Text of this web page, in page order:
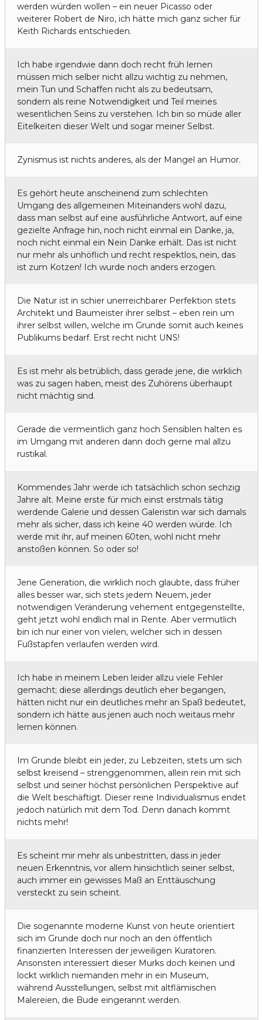
werden würden wollen – ein neuer Picasso oder
weiterer Robert de Niro, ich hätte mich ganz sicher für
Keith Richards entschieden.
Ich habe irgendwie dann doch recht früh lernen
müssen mich selber nicht allzu wichtig zu nehmen,
mein Tun und Schaffen nicht als zu bedeutsam,
sondern als reine Notwendigkeit und Teil meines
wesentlichen Seins zu verstehen. Ich bin so müde aller
Eitelkeiten dieser Welt und sogar meiner Selbst.
Zynismus ist nichts anderes, als der Mangel an Humor.
Es gehört heute anscheinend zum schlechten
Umgang des allgemeinen Miteinanders wohl dazu,
dass man selbst auf eine ausführliche Antwort, auf eine
gezielte Anfrage hin, noch nicht einmal ein Danke, ja,
noch nicht einmal ein Nein Danke erhält. Das ist nicht
nur mehr als unhöflich und recht respektlos, nein, das
ist zum Kotzen! Ich wurde noch anders erzogen.
Die Natur ist in schier unerreichbarer Perfektion stets
Architekt und Baumeister ihrer selbst – eben rein um
ihrer selbst willen, welche im Grunde somit auch keines
Publikums bedarf. Erst recht nicht UNS!
Es ist mehr als betrüblich, dass gerade jene, die wirklich
was zu sagen haben, meist des Zuhörens überhaupt
nicht mächtig sind.
Gerade die vermeintlich ganz hoch Sensiblen halten es
im Umgang mit anderen dann doch gerne mal allzu
rustikal.
Kommendes Jahr werde ich tatsächlich schon sechzig
Jahre alt. Meine erste für mich einst erstmals tätig
werdende Galerie und dessen Galeristin war sich damals
mehr als sicher, dass ich keine 40 werden würde. Ich
werde mit ihr, auf meinen 60ten, wohl nicht mehr
anstoßen können. So oder so!
Jene Generation, die wirklich noch glaubte, dass früher
alles besser war, sich stets jedem Neuem, jeder
notwendigen Veränderung vehement entgegenstellte,
geht jetzt wohl endlich mal in Rente. Aber vermutlich
bin ich nur einer von vielen, welcher sich in dessen
Fußstapfen verlaufen werden wird.
Ich habe in meinem Leben leider allzu viele Fehler
gemacht; diese allerdings deutlich eher begangen,
hätten nicht nur ein deutliches mehr an Spaß bedeutet,
sondern ich hätte aus jenen auch noch weitaus mehr
lernen können.
Im Grunde bleibt ein jeder, zu Lebzeiten, stets um sich
selbst kreisend – strenggenommen, allein rein mit sich
selbst und seiner höchst persönlichen Perspektive auf
die Welt beschäftigt. Dieser reine Individualismus endet
jedoch natürlich mit dem Tod. Denn danach kommt
nichts mehr!
Es scheint mir mehr als unbestritten, dass in jeder
neuen Erkenntnis, vor allem hinsichtlich seiner selbst,
auch immer ein gewisses Maß an Enttäuschung
versteckt zu sein scheint.
Die sogenannte moderne Kunst von heute orientiert
sich im Grunde doch nur noch an den öffentlich
finanzierten Interessen der jeweiligen Kuratoren.
Ansonsten interessiert dieser Murks doch keinen und
lockt wirklich niemanden mehr in ein Museum,
während Ausstellungen, selbst mit altflämischen
Malereien, die Bude eingerannt werden.